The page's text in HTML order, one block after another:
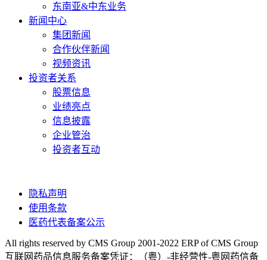
东南亚&中东业务
新闻中心
集团新闻
合作伙伴新闻
视频资讯
投资者关系
股票信息
业绩亮点
信息披露
企业管治
投资者互动
隐私声明
使用条款
医药代表备案公示
All rights reserved by CMS Group 2001-2022 ERP of CMS Group
互联网药品信息服务备案凭证：（粤）-非经营性-粤网药信备